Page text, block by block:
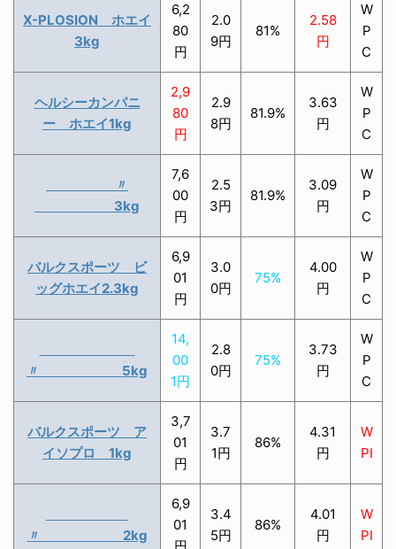
X-PLOSION ホエイ
3kg
6,2
80
円
2.0
9円
81%
2.58
円
W
P
C
ヘルシーカンパニ
ー ホエイ1kg
2,9
80
円
2.9
8円
81.9%
3.63
円
W
P
C
〃
3kg
7,6
00
円
2.5
3円
81.9%
3.09
円
W
P
C
バルクスポーツ ビ
ッグホエイ2.3kg
6,9
01
円
3.0
0円
75%
4.00
円
W
P
C
〃 5kg
14,
00
1円
2.8
0円
75%
3.73
円
W
P
C
バルクスポーツ ア
イソプロ 1kg
3,7
01
円
3.7
1円
86%
4.31
円
W
PI
〃 2kg
6,9
01
3.4
5円
86%
4.01
円
W
PI